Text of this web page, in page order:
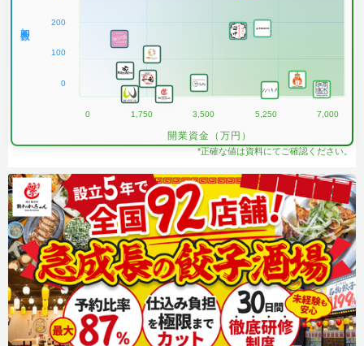
200
100
0
0 1,750 3,500 5,250 7,000
開業資金（万円）
*正確な値は資料にてご確認ください。